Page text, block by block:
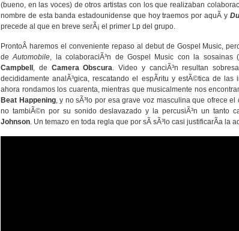
(bueno, en las voces) de otros artistas con los que realizaban
nombre de esta banda estadounidense que hoy traemos por aquÃ­ y
precede al que en breve serÃ¡ el primer Lp del grupo.
ProntoÂ haremos el conveniente repaso al debut de Gospel Music,
deAutomobile, la colaboraciÃ³n de Gospel Music con la
Campbell , de Camera Obscura. Video y canciÃ³n resultan
decididamente analÃ³gica, rescatando el espÃ­ritu y estÃ©tica de las
ahora rondamos los cuarenta, mientras que musicalmente nos
Beat Happening, y no sÃ³lo por esa grave voz masculina que ofrece
no tambiÃ©n por su sonido deslavazado y la percusiÃ³n un tanto
Johnson. Un temazo en toda regla que por sÃ­ sÃ³lo casi justificarÃ­a la